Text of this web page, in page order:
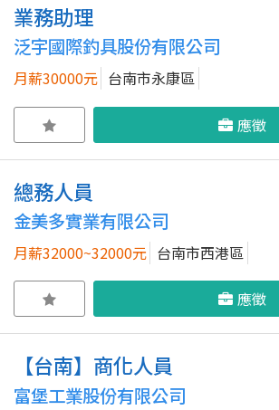
業務助理
泛宇國際釣具股份有限公司
月薪30000元 台南市永康區
應徵
總務人員
金美多實業有限公司
月薪32000~32000元 台南市西港區
應徵
【台南】商化人員
富堡工業股份有限公司